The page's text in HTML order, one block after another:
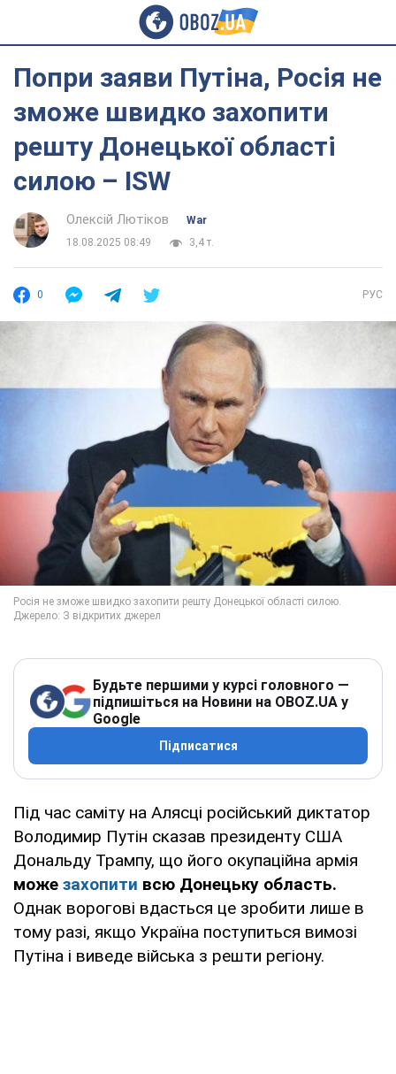
Попри заяви Путіна, Росія не
зможе швидко захопити
решту Донецької області
силою – ISW
Олексій Лютіков
War
18.08.2025 08:49
3,4 т.
0 РУС
Будьте першими у курсі головного —
підпишіться на Новини на OBOZ.UA у
Google
Підписатися
Під час саміту на Алясці російський диктатор
Володимир Путін сказав президенту США
Дональду Трампу, що його окупаційна армія
може захопити всю Донецьку область.
Однак ворогові вдасться це зробити лише в
тому разі, якщо Україна поступиться вимозі
Путіна і виведе війська з решти регіону.